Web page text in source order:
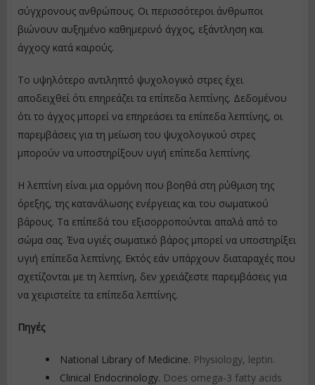
σύγχρονους ανθρώπους. Οι περισσότεροι άνθρωποι
βιώνουν αυξημένο καθημερινό άγχος, εξάντληση και
άγχοςy κατά καιρούς.
Το υψηλότερο αντιληπτό ψυχολογικό στρες έχει
αποδειχθεί ότι επηρεάζει τα επίπεδα λεπτίνης. Δεδομένου
ότι το άγχος μπορεί να επηρεάσει τα επίπεδα λεπτίνης, οι
παρεμβάσεις για τη μείωση του ψυχολογικού στρες
μπορούν να υποστηρίξουν υγιή επίπεδα λεπτίνης.
Η λεπτίνη είναι μια ορμόνη που βοηθά στη ρύθμιση της
όρεξης, της κατανάλωσης ενέργειας και του σωματικού
βάρους. Τα επίπεδά του εξισορροπούνται απαλά από το
σώμα σας. Ένα υγιές σωματικό βάρος μπορεί να υποστηρίξει
υγιή επίπεδα λεπτίνης. Εκτός εάν υπάρχουν διαταραχές που
σχετίζονται με τη λεπτίνη, δεν χρειάζεστε παρεμβάσεις για
να χειριστείτε τα επίπεδα λεπτίνης.
Πηγές
National Library of Medicine. Physiology, leptin.
Clinical Endocrinology. Does omega-3 fatty acids